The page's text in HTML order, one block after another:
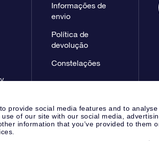
provide social media features and to analyse
of our site with our social media,
information that you’ve provided to them
Informações de
envio
Política de
devolução
Constelações